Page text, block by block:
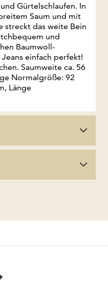
Gürtelschlaufen. In
Saum und mit
streckt das weite Bein
und
Baumwoll-
einfach perfekt!
Saumweite ca. 56
Normalgröße: 92
Länge